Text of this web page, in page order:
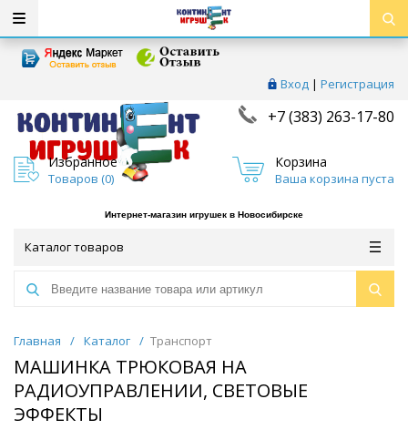
Вход | Регистрация
+7 (383) 263-17-80
Избранное
Товаров (0)
Корзина
Ваша корзина пуста
Интернет-магазин игрушек в Новосибирске
Каталог товаров
Главная / Каталог / Транспорт
МАШИНКА ТРЮКОВАЯ НА
РАДИОУПРАВЛЕНИИ, СВЕТОВЫЕ
ЭФФЕКТЫ